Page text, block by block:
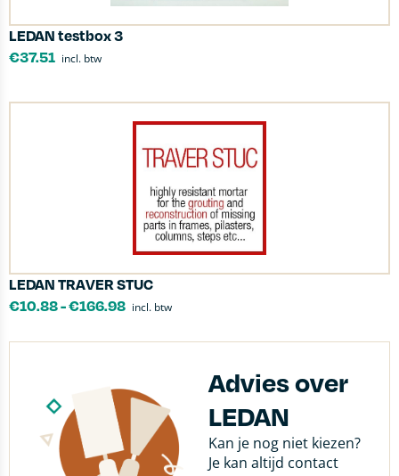
LEDAN testbox 3
€37.51 incl. btw
LEDAN TRAVER STUC
€10.88-€166.98 incl. btw
Advies over
LEDAN
Kan je nog niet kiezen?
Je kan altijd contact